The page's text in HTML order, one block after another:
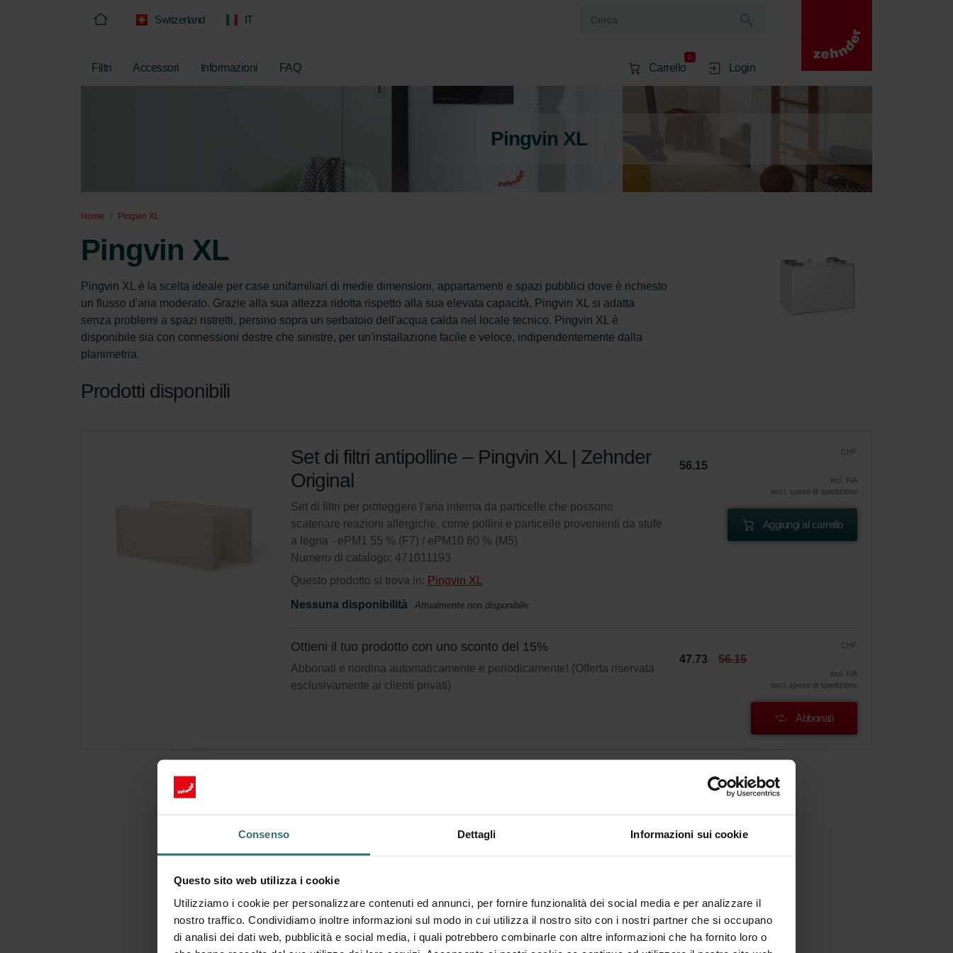
Consenso Dettagli Informazioni sui cookie
Questo sito web utilizza i cookie
Utilizziamo i cookie per personalizzare contenuti ed annunci, per fornire funzionalità dei social media e per analizzare il
nostro traffico. Condividiamo inoltre informazioni sul modo in cui utilizza il nostro sito con i nostri partner che si occupano
di analisi dei dati web, pubblicità e social media, i quali potrebbero combinarle con altre informazioni che ha fornito loro o
Switzerland IT
Filtri Accessori Informazioni FAQ Carrello
0
Login
Pingvin XL
Home Pingvin XL
Pingvin XL
Pingvin XL è la scelta ideale per case unifamiliari di medie dimensioni, appartamenti e spazi pubblici dove è richiesto
un flusso d'aria moderato. Grazie alla sua altezza ridotta rispetto alla sua elevata capacità, Pingvin XL si adatta
senza problemi a spazi ristretti, persino sopra un serbatoio dell'acqua calda nel locale tecnico. Pingvin XL è
disponibile sia con connessioni destre che sinistre, per un'installazione facile e veloce, indipendentemente dalla
planimetria.
Prodotti disponibili
Set di filtri antipolline – Pingvin XL | Zehnder
Original
Set di filtri per proteggere l'aria interna da particelle che possono
scatenare reazioni allergiche, come pollini e particelle provenienti da stufe
a legna - ePM1 55 % (F7) / ePM10 60 % (M5)
Numero di catalogo: 471011193
Questo prodotto si trova in: Pingvin XL
Nessuna disponibilità
Attualmente non disponibile
CHF
56.15
incl. IVA
escl. spese di spedizione
Aggiungi al carrello
Ottieni il tuo prodotto con uno sconto del 15%
Abbonati e riordina automaticamente e periodicamente! (Offerta riservata
esclusivamente ai clienti privati)
CHF
47.73 56.15
incl. IVA
escl. spese di spedizione
Abbonati